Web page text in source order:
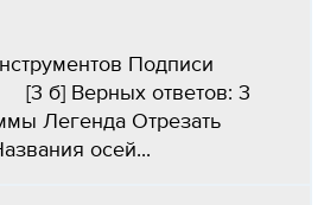
Подписи
ответов: 3
Легенда Отрезать
осей...